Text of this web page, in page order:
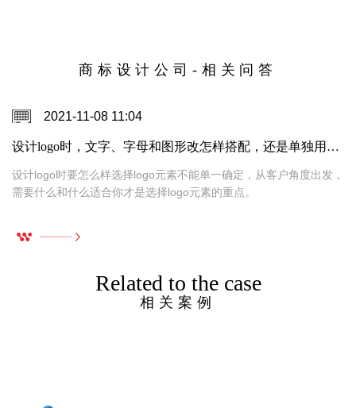
商标设计公司-相关问答
2021-11-08 11:04
设计logo时，文字、字母和图形改怎样搭配，还是单独用图形或者汉字设计好呢？
设计logo时要怎么样选择logo元素不能单一确定，从客户角度出发，
需要什么和什么适合你才是选择logo元素的重点。
Related to the case
相关案例